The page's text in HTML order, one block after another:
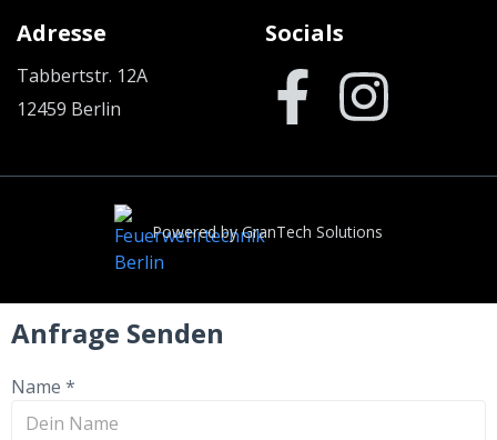
Adresse
Tabbertstr. 12A
12459 Berlin
Socials
Powered by GranTech Solutions
Anfrage Senden
Name *